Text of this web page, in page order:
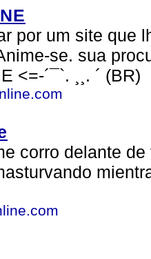
por um site que
se. sua
<=-´¯`. ¸¸. ´ (BR)
corro delante